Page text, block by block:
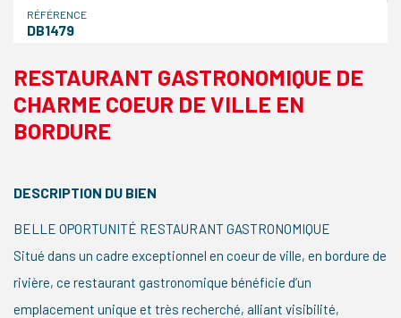
RÉFÉRENCE
DB1479
RESTAURANT GASTRONOMIQUE DE
CHARME COEUR DE VILLE EN
BORDURE
DESCRIPTION DU BIEN
BELLE OPORTUNITÉ RESTAURANT GASTRONOMIQUE
Situé dans un cadre exceptionnel en coeur de ville, en bordure de
rivière, ce restaurant gastronomique bénéficie d’un
emplacement unique et très recherché, alliant visibilité,